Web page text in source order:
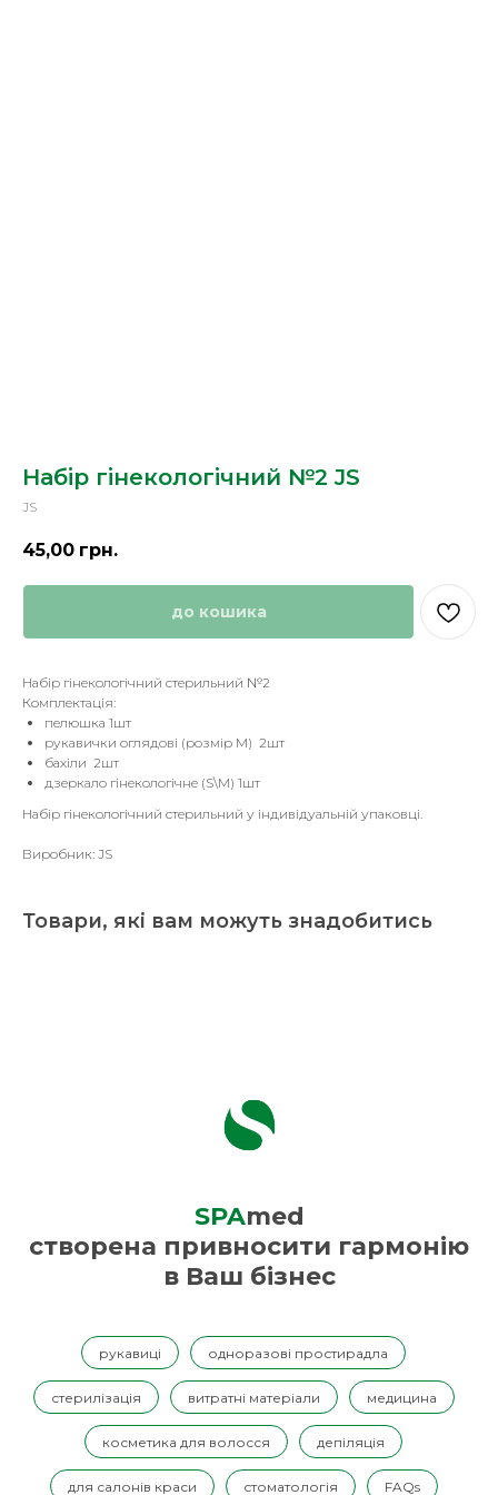
Набір гінекологічний №2 JS
JS
45,00 грн.
до кошика
Набір гінекологічний стерильний №2
Комплектація:
пелюшка 1шт
рукавички оглядові (розмір М) 2шт
бахіли 2шт
дзеркало гінекологічне (S\M) 1шт
Набір гінекологічний стерильний у індивідуальній упаковці.
Виробник: JS
Товари, які вам можуть знадобитись
SPAmed
створена привносити гармонію
в Ваш бізнес
рукавиці одноразові простирадла
стерилізація витратні матеріали медицина
косметика для волосся депіляція
для салонів краси стоматологія FAQs